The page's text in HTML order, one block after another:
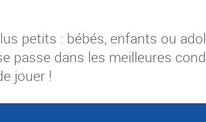
petits : bébés, enfants ou
passe dans les meilleures
jouer !